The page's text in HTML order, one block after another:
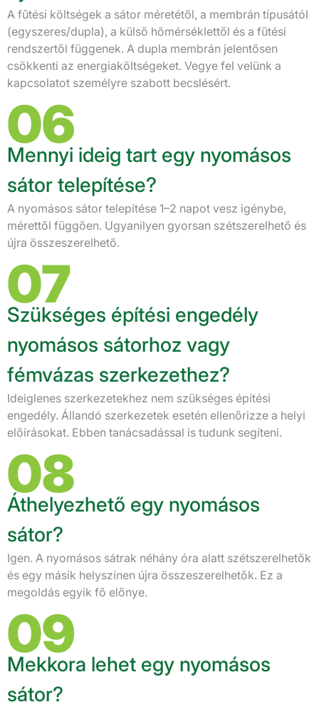
A fűtési költségek a sátor méretétől, a membrán típusától
(egyszeres/dupla), a külső hőmérséklettől és a fűtési
rendszertől függenek. A dupla membrán jelentősen
csökkenti az energiaköltségeket. Vegye fel velünk a
kapcsolatot személyre szabott becslésért.
06
Mennyi ideig tart egy nyomásos
sátor telepítése?
A nyomásos sátor telepítése 1–2 napot vesz igénybe,
mérettől függően. Ugyanilyen gyorsan szétszerelhető és
újra összeszerelhető.
07
Szükséges építési engedély
nyomásos sátorhoz vagy
fémvázas szerkezethez?
Ideiglenes szerkezetekhez nem szükséges építési
engedély. Állandó szerkezetek esetén ellenőrizze a helyi
előírásokat. Ebben tanácsadással is tudunk segíteni.
08
Áthelyezhető egy nyomásos
sátor?
Igen. A nyomásos sátrak néhány óra alatt szétszerelhetők
és egy másik helyszínen újra összeszerelhetők. Ez a
megoldás egyik fő előnye.
09
Mekkora lehet egy nyomásos
sátor?